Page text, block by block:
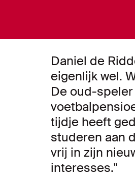
Daniel de
eigenlijk wel.
De oud-
tijdje heeft
studeren aan
vrij in zijn
interesses."